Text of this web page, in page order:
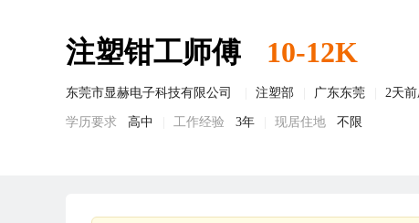
注塑钳工师傅 10-12K
东莞市显赫电子科技有限公司 注塑部 广东东莞 2天
学历要求 高中 工作经验 3年 现居住地 不限